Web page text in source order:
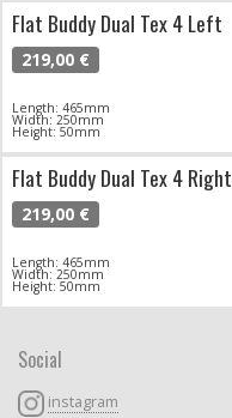
Flat Buddy Dual Tex 4 Left
219,00 €
Length: 465mm
Width: 250mm
Height: 50mm
Flat Buddy Dual Tex 4 Right
219,00 €
Length: 465mm
Width: 250mm
Height: 50mm
Social
instagram